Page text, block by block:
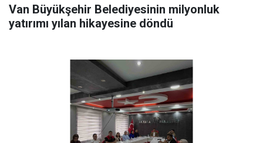
Van Büyükşehir Belediyesinin milyonluk
yatırımı yılan hikayesine döndü